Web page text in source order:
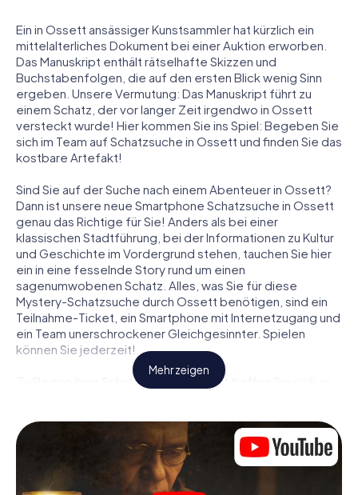
Ein in Ossett ansässiger Kunstsammler hat kürzlich ein
mittelalterliches Dokument bei einer Auktion erworben.
Das Manuskript enthält rätselhafte Skizzen und
Buchstabenfolgen, die auf den ersten Blick wenig Sinn
ergeben. Unsere Vermutung: Das Manuskript führt zu
einem Schatz, der vor langer Zeit irgendwo in Ossett
versteckt wurde! Hier kommen Sie ins Spiel: Begeben Sie
sich im Team auf Schatzsuche in Ossett und finden Sie das
kostbare Artefakt!
Sind Sie auf der Suche nach einem Abenteuer in Ossett?
Dann ist unsere neue Smartphone Schatzsuche in Ossett
genau das Richtige für Sie! Anders als bei einer
klassischen Stadtführung, bei der Informationen zu Kultur
und Geschichte im Vordergrund stehen, tauchen Sie hier
ein in eine fesselnde Story rund um einen
sagenumwobenen Schatz. Alles, was Sie für diese
Mystery-Schatzsuche durch Ossett benötigen, sind ein
Teilnahme-Ticket, ein Smartphone mit Internetzugang und
ein Team unerschrockener Gleichgesinnter. Spielen
können Sie jederzeit!
Zu Beginn Ihrer Schatzsuche in Ossett treffen Sie sich an
geborener Spurensucher? Wer ein waschechter
Abenteurer? Und wer hat das Zeug zum Code-Knacker?
Bei unserer Schatzsuche in Ossett ist für jeden Spieler die
passende Rolle dabei.
Mehr zeigen